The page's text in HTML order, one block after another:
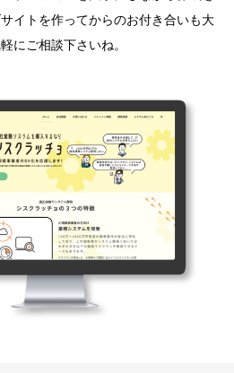
イトを作ってからのお付き合いも大
にご相談下さいね。